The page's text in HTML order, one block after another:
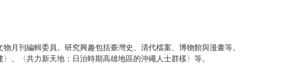
月刊編輯委員。研究興趣包括臺灣史、清代檔案、博物館與漫畫等。
、〈共力新天地：日治時期高雄地區的沖繩人士群樣〉等。